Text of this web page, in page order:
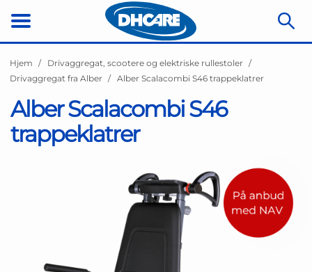
Hjem
Drivaggregat, scootere og elektriske rullestoler
Drivaggregat fra Alber
Alber Scalacombi S46 trappeklatrer
Alber Scalacombi S46
trappeklatrer